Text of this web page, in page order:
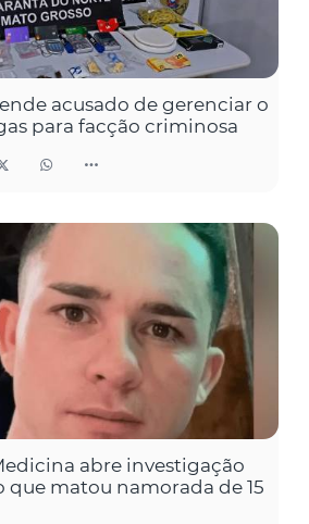
acusado de gerenciar o
para facção criminosa
abre investigação
matou namorada de 15